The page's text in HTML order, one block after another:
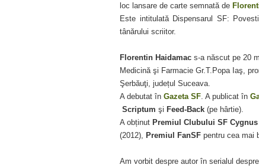
loc lansare de carte semnată de
Este intitulată Dispensarul SF:
tânărului scriitor.
Florentin Haidamac s-a născut pe 20
Medicină şi Farmacie Gr.T.Popa Iaş,
Şerbăuţi, județul Suceava.
A debutat în Gazeta SF. A publicat în
Scriptum şi Feed-Back (pe hârtie).
A obținut Premiul Clubului SF Cygnus
(2012), Premiul FanSF pentru cea mai
Am vorbit despre autor în serialul